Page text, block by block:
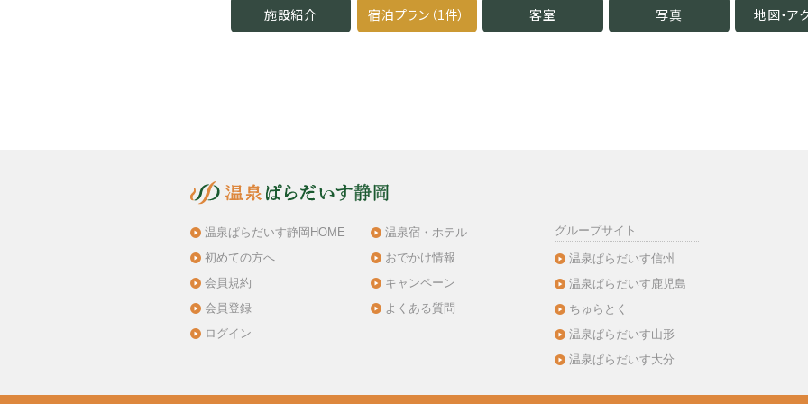
施設紹介 宿泊プラン（1件） 客室 写真 地図・ア
温泉ぱらだいす静岡HOME
初めての方へ
会員規約
会員登録
ログイン
温泉宿・ホテル
おでかけ情報
キャンペーン
よくある質問
グループサイト
温泉ぱらだいす信州
温泉ぱらだいす鹿児島
ちゅらとく
温泉ぱらだいす山形
温泉ぱらだいす大分